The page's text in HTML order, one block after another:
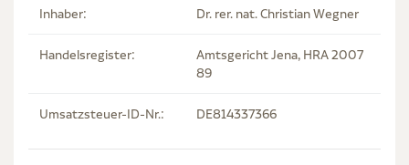
Inhaber: Dr. rer. nat. Christian Wegner
Handelsregister:
Amtsgericht Jena, HRA 2007
89
Umsatzsteuer-ID-Nr.: DE814337366